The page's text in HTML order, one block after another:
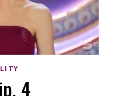
4